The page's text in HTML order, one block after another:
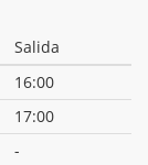
Salida
16:00
17:00
-